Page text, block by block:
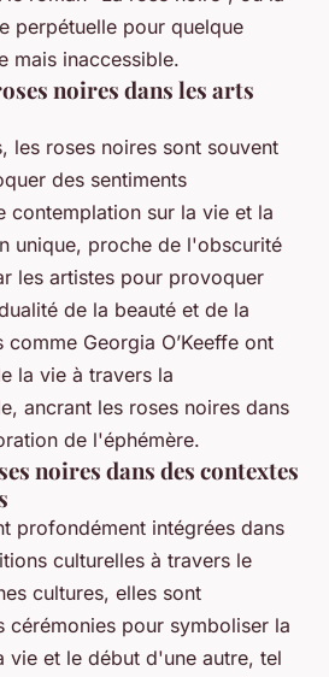
perpétuelle pour quelque
mais inaccessible.
noires dans les arts
les roses noires sont souvent
des sentiments
contemplation sur la vie et la
unique, proche de l'obscurité
les artistes pour provoquer
de la beauté et de la
Georgia O’Keeffe ont
la vie à travers la
ancrant les roses noires dans
de l'éphémère.
noires dans des contextes
profondément intégrées dans
culturelles à travers le
cultures, elles sont
cérémonies pour symboliser la
vie et le début d'une autre, tel